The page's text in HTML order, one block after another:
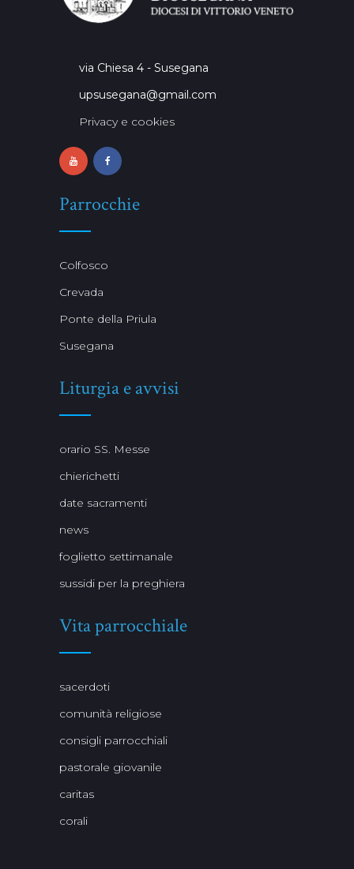
via Chiesa 4 - Susegana
upsusegana@gmail.com
Privacy e cookies
Parrocchie
Colfosco
Crevada
Ponte della Priula
Susegana
Liturgia e avvisi
orario SS. Messe
chierichetti
date sacramenti
news
foglietto settimanale
sussidi per la preghiera
Vita parrocchiale
sacerdoti
comunità religiose
consigli parrocchiali
pastorale giovanile
caritas
corali